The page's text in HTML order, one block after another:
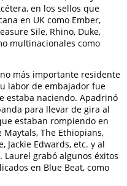
en los sellos que
en UK como Ember,
Sile, Rhino, Duke,
multinacionales como
más importante residente
labor de embajador fue
estaba naciendo. Apadrinó
para llevar de gira al
estaban rompiendo en
Maytals, The Ethiopians,
Jackie Edwards, etc. y al
Laurel grabó algunos éxitos
en Blue Beat, como